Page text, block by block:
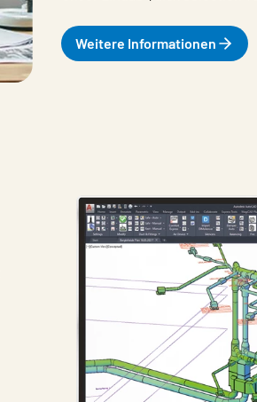
Weitere Informationen